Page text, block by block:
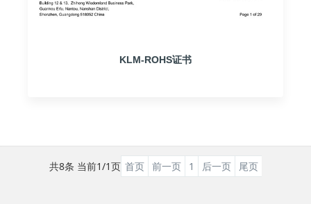
KLM-ROHS证书
共8条 当前1/1页 首页 前一页 1 后一页 尾页